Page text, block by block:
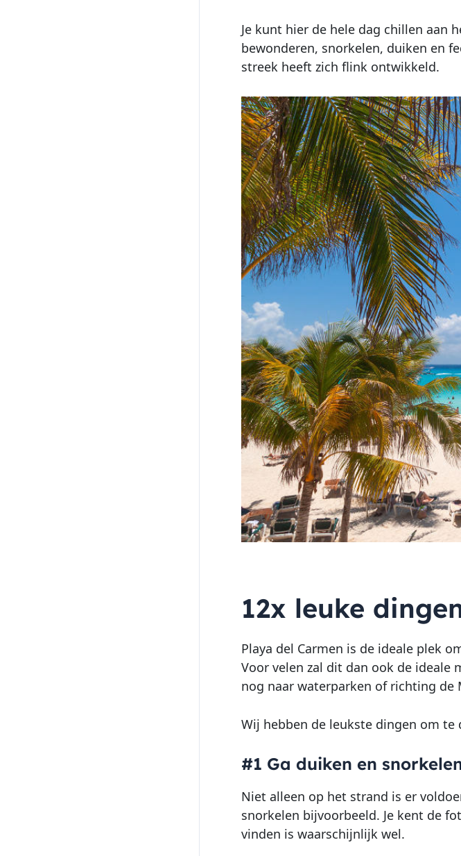
Je kunt hier de hele dag chillen aan
bewonderen, snorkelen, duiken en
streek heeft zich flink ontwikkeld.
12x leuke
Playa del Carmen is de ideale plek
Voor velen zal dit dan ook de ideale
nog naar waterparken of richting de
Wij hebben de leukste dingen om te
#1 Ga duiken en
Niet alleen op het strand is er
snorkelen bijvoorbeeld. Je kent de
vinden is waarschijnlijk wel.